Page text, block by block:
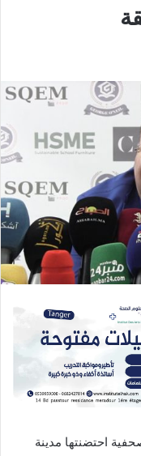
احتضنتها مدينة